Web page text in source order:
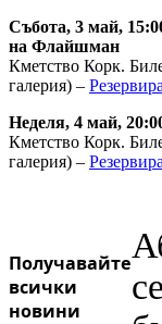
Ukrainian
Събота, 3 май,
на Флайшман
Кметство Корк.
галерия) –
Неделя, 4 май,
Кметство Корк.
галерия) –
Получавайте
всички
новини